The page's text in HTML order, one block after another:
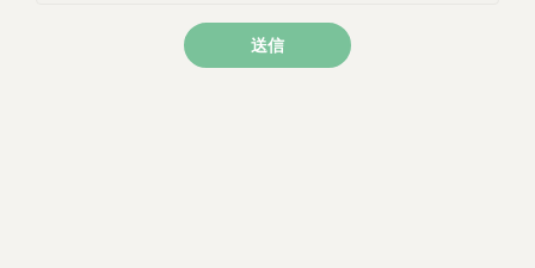
送信